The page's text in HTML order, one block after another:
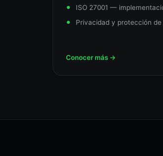
ISO 27001 —
Privacidad y protección
Conocer más →